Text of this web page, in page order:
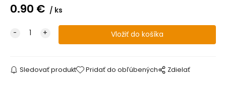
0.90 € ks
Sledovať produkt Pridať do obľúbených Zdielať